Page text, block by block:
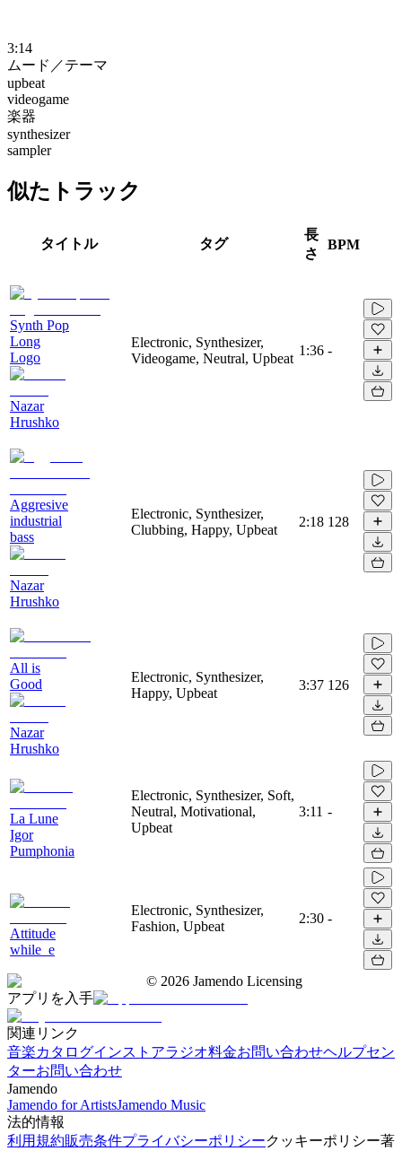
3:14
ムード／テーマ
upbeat
videogame
楽器
synthesizer
sampler
似たトラック
タイトル タグ
長
さ
BPM
Synth Pop
Long
Logo
Nazar
Hrushko
Electronic, Synthesizer,
Videogame, Neutral, Upbeat
1:36 -
Aggresive
industrial
bass
Nazar
Hrushko
Electronic, Synthesizer,
Clubbing, Happy, Upbeat
2:18 128
All is
Good
Nazar
Hrushko
Electronic, Synthesizer,
Happy, Upbeat
3:37 126
La Lune
Igor
Pumphonia
Electronic, Synthesizer, Soft,
Neutral, Motivational,
Upbeat
3:11 -
Attitude
while_e
Electronic, Synthesizer,
Fashion, Upbeat
2:30 -
© 2026 Jamendo Licensing
アプリを入手
関連リンク
音楽カタログインストアラジオ料金お問い合わせヘルプセン
ターお問い合わせ
Jamendo
Jamendo for ArtistsJamendo Music
法的情報
利用規約販売条件プライバシーポリシークッキーポリシー著